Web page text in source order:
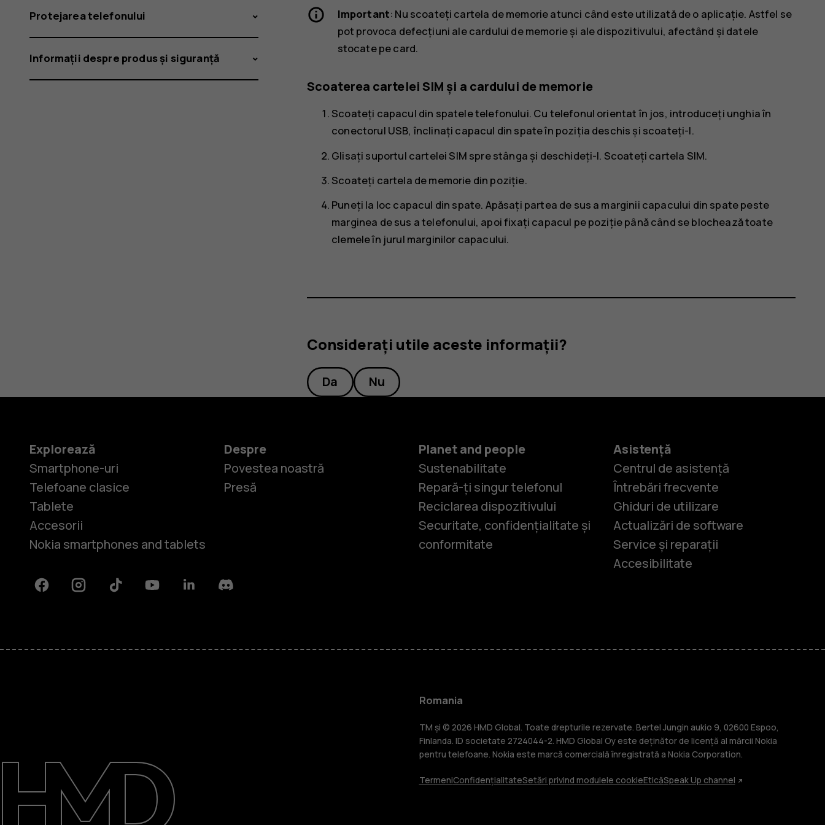
Smartphone-uri
Telefoane clasice
Accesorii
Tablete
Asistență
Romania
Important: Nu scoateți cartela de memorie atunci când este utilizată de o aplicație. Astfel se
pot provoca defecțiuni ale cardului de memorie și ale dispozitivului, afectând și datele
stocate pe card.
Scoaterea cartelei SIM și a cardului de memorie
Scoateți capacul din spatele telefonului. Cu telefonul orientat în jos, introduceți unghia în
conectorul USB, înclinați capacul din spate în poziția deschis și scoateți-l.
Glisați suportul cartelei SIM spre stânga și deschideți-l. Scoateți cartela SIM.
Scoateți cartela de memorie din poziție.
Puneți la loc capacul din spate. Apăsați partea de sus a marginii capacului din spate peste
marginea de sus a telefonului, apoi fixați capacul pe poziție până când se blochează toate
clemele în jurul marginilor capacului.
Considerați utile aceste informații?
Da Nu
Protejarea telefonului
Informații despre produs și siguranță
Explorează
Smartphone-uri
Telefoane clasice
Tablete
Accesorii
Nokia smartphones and tablets
Despre
Povestea noastră
Presă
Planet and people
Sustenabilitate
Repară-ți singur telefonul
Reciclarea dispozitivului
Securitate, confidențialitate și
conformitate
Asistență
Centrul de asistență
Întrebări frecvente
Ghiduri de utilizare
Actualizări de software
Service și reparații
Accesibilitate
FacebookInstagramTiktok YoutubeLinkedinDiscord
Romania
TM și © 2026 HMD Global. Toate drepturile rezervate. Bertel Jungin aukio 9, 02600 Espoo,
Finlanda. ID societate 2724044-2. HMD Global Oy este deținător de licență al mărcii Nokia
pentru telefoane. Nokia este marcă comercială înregistrată a Nokia Corporation.
TermeniConfidențialitateSetări privind modulele cookieEticăSpeak Up channel